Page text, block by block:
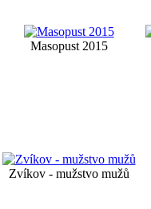
Masopust 2015
Zvíkov - mužstvo mužů